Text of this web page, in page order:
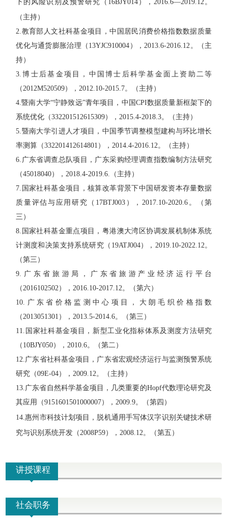
下的风险识别及预警研究（16BJY014），2016.6—2019.12。
（主持）
2.教育部人文社科基金项目，中国居民消费价格指数数据质量
优化与通货膨胀治理（13YJC910004），2013.6-2016.12。（主
持）
3.博士后基金项目，中国博士后科学基金面上资助二等
（2012M520509），2012.10-2015.7。（主持）
4.暨南大学“宁静致远”青年项目，中国CPI数据质量新框架下的
系统优化（332201512615309），2015.4-2018.3。（主持）
5.暨南大学引进人才项目，中国季节调整模型建构与环比增长
率测算（332201412614801），2014.4-2016.12。（主持）
6.广东省调查总队项目，广东采购经理调查指数编制方法研究
（45018040），2018.4-2019.6.（主持）
7.国家社科基金项目，核算改革背景下中国研发资本存量数据
质量评估与应用研究（17BTJ003），2017.10-2020.6。（第
三）
8.国家社科基金重点项目，粤港澳大湾区协调发展机制体系统
计测度和决策支持系统研究（19ATJ004），2019.10-2022.12。
（第三）
9.广东省旅游局，广东省旅游产业经济运行平台
（2016102502），2016.10-2017.12。（第六）
10.广东省价格监测中心项目，大朗毛织价格指数
（2013051301），2013.5-2014.6。（第三）
11.国家社科基金项目，新型工业化指标体系及测度方法研究
（10BJY050），2010.6。（第二）
12.广东省社科基金项目，广东省宏观经济运行与监测预警系统
研究（09E-04），2009.12。（主持）
13.广东省自然科学基金项目，几类重要的Hopf代数理论研究及
其应用（9151601501000007），2009.9。（第四）
14.惠州市科技计划项目，脱机通用手写体汉字识别关键技术研
究与识别系统开发（2008P59），2008.12。（第五）
讲授课程
社会职务